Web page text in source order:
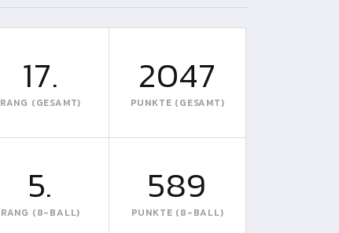
17.
RANG (GESAMT)
2047
PUNKTE (GESAMT)
5.
RANG (8-BALL)
589
PUNKTE (8-BALL)